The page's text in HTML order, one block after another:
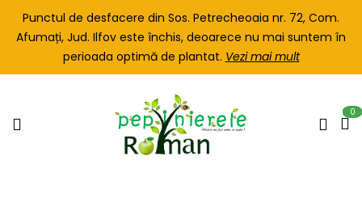
Punctul de desfacere din Sos. Petrecheoaia nr. 72, Com.
Afumați, Jud. Ilfov este închis, deoarece nu mai suntem în
perioada optimă de plantat. Vezi mai mult
0